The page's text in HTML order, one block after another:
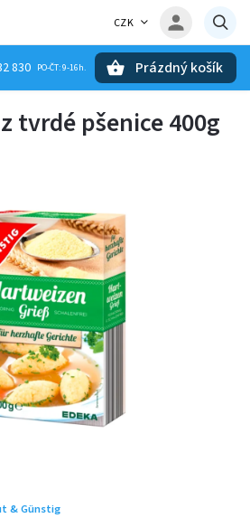
CZK
830 Prázdný košík
tvrdé pšenice 400g
& Günstig